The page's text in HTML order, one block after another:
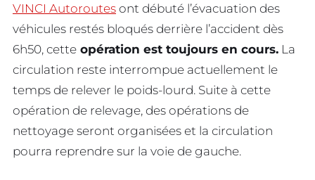
VINCI Autoroutes ont débuté l’évacuation des
véhicules restés bloqués derrière l’accident dès
6h50, cette opération est toujours en cours. La
circulation reste interrompue actuellement le
temps de relever le poids-lourd. Suite à cette
opération de relevage, des opérations de
nettoyage seront organisées et la circulation
pourra reprendre sur la voie de gauche.